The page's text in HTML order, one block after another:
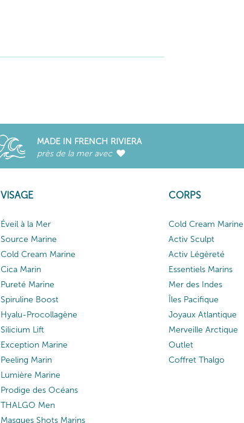
MADE IN FRENCH RIVIERA
près de la mer avec
VISAGE
Éveil à la Mer
Source Marine
Cold Cream Marine
Cica Marin
Pureté Marine
Spiruline Boost
Hyalu-Procollagène
Silicium Lift
Exception Marine
Peeling Marin
Lumière Marine
Prodige des Océans
THALGO Men
Masques Shots Marins
CORPS
Cold Cream Marine
Activ Sculpt
Activ Légèreté
Essentiels Marins
Mer des Indes
Îles Pacifique
Joyaux Atlantique
Merveille Arctique
Outlet
Coffret Thalgo